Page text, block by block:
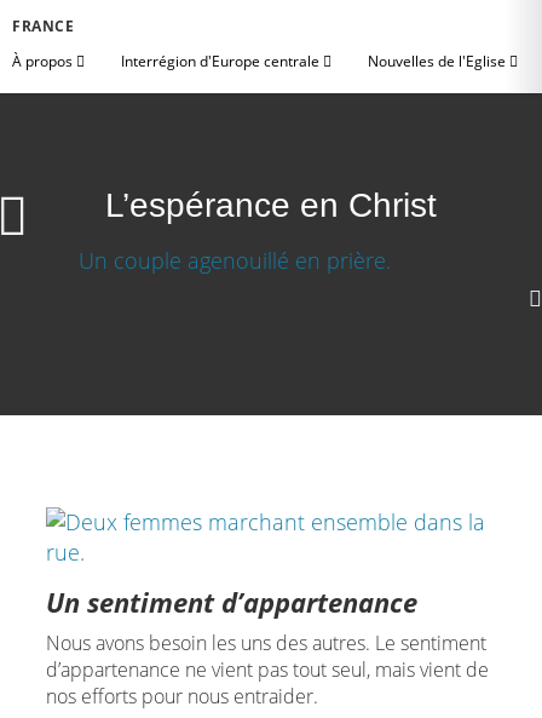
FRANCE
À propos
Interrégion d'Europe centrale Nouvelles de l'Eglise
L’espérance en Christ
Un sentiment d’appartenance
Nous avons besoin les uns des autres. Le sentiment
d’appartenance ne vient pas tout seul, mais vient de
nos efforts pour nous entraider.